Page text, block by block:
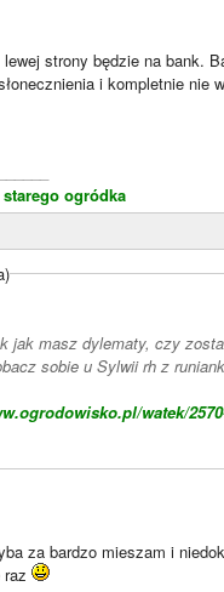
strony będzie na bank.
i kompletnie
ogródka
jak masz dylematy, czy
sobie u Sylwii rh z
watek/
za bardzo mieszam i